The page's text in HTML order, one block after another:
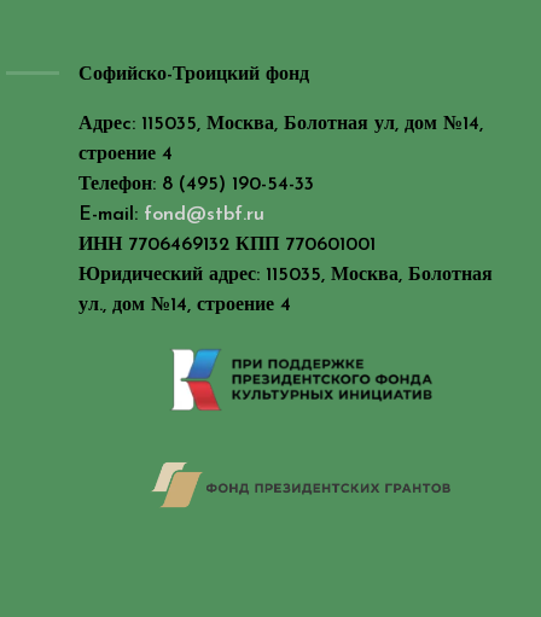
Софийско-Троицкий фонд
Адреc: 115035, Москва, Болотная ул, дом №14,
строение 4
Телефон: 8 (495) 190-54-33
E-mail: fond@stbf.ru
ИНН 7706469132 КПП 770601001
Юридический адрес: 115035, Москва, Болотная
ул., дом №14, строение 4